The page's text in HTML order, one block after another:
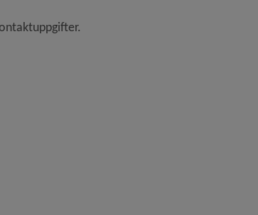
till annan webbplats.